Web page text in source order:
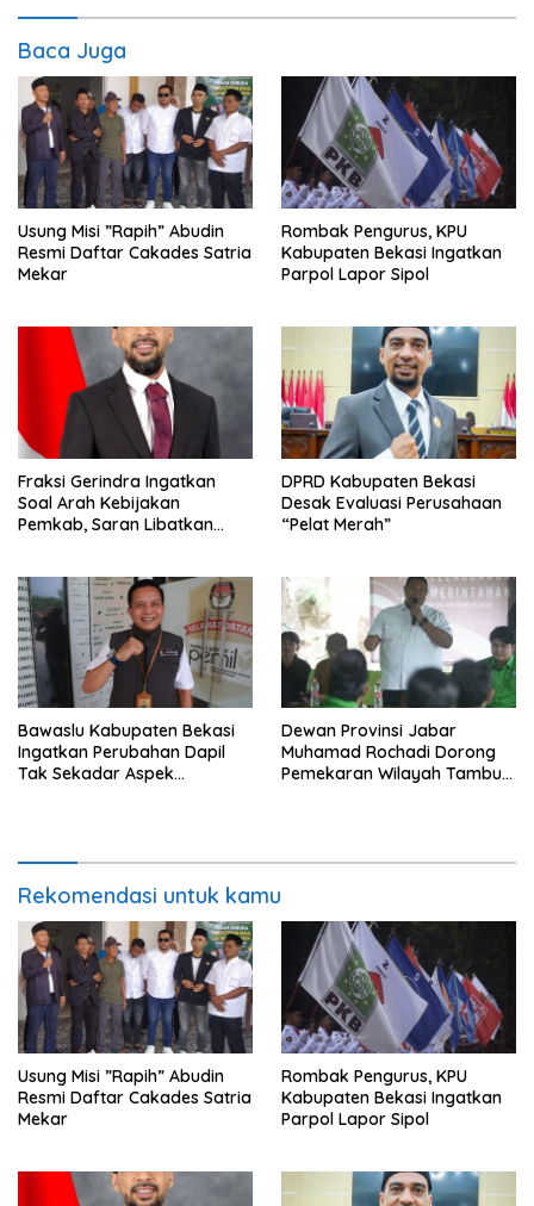
Baca Juga
Usung Misi ”Rapih” Abudin
Resmi Daftar Cakades Satria
Mekar
Rombak Pengurus, KPU
Kabupaten Bekasi Ingatkan
Parpol Lapor Sipol
Fraksi Gerindra Ingatkan
Soal Arah Kebijakan
Pemkab, Saran Libatkan
DPRD Kabupaten Bekasi
Desak Evaluasi Perusahaan
“Pelat Merah”
Bawaslu Kabupaten Bekasi
Ingatkan Perubahan Dapil
Tak Sekadar Aspek
Dewan Provinsi Jabar
Muhamad Rochadi Dorong
Pemekaran Wilayah Tambun
Rekomendasi untuk kamu
Usung Misi ”Rapih” Abudin
Resmi Daftar Cakades Satria
Mekar
Rombak Pengurus, KPU
Kabupaten Bekasi Ingatkan
Parpol Lapor Sipol